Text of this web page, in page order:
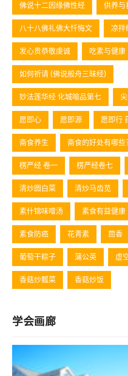
佛说十二因缘佛性经 供养与
八十八佛礼佛大忏悔文 凉拌
发心贵恭敬虔诚 吃素与健康
如何祈请 (佛说般舟三昧经)
妙法莲华经 化城喻品第七
愿即心 愿即源 愿即行
斋食养生 斋食的好处有哪些
楞严经 卷一 楞严经卷七
清炒圆白菜 清炒马齿苋
素什锦味噌汤 素食有益健康
素食防癌 花青素 茴香
葡萄⼲粽⼦ 蒲公英 虚
香菇炒瓢菜 香菇炒饭
学会画廊